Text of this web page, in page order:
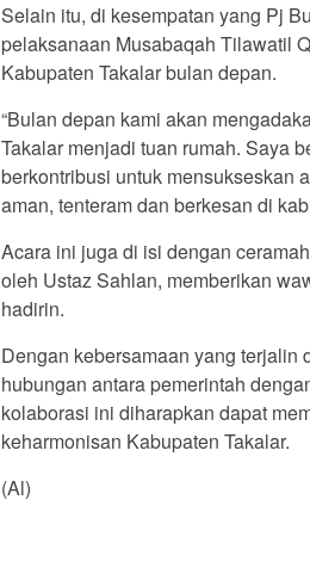
Selain itu, di kesempatan yang Pj
pelaksanaan Musabaqah Tilawatil
Kabupaten Takalar bulan depan.
“Bulan depan kami akan
Takalar menjadi tuan rumah. Saya
berkontribusi untuk mensukseskan
aman, tenteram dan berkesan di
Acara ini juga di isi dengan
oleh Ustaz Sahlan, memberikan
hadirin.
Dengan kebersamaan yang terjalin
hubungan antara pemerintah
kolaborasi ini diharapkan dapat
keharmonisan Kabupaten Takalar.
(Al)